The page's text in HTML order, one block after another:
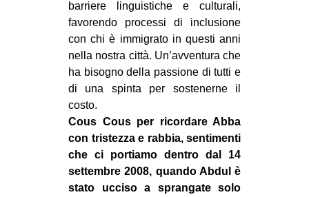
barriere linguistiche e culturali,
favorendo processi di inclusione
con chi è immigrato in questi anni
nella nostra città. Un’avventura che
ha bisogno della passione di tutti e
di una spinta per sostenerne il
costo.
Cous Cous per ricordare Abba
con tristezza e rabbia, sentimenti
che ci portiamo dentro dal 14
settembre 2008, quando Abdul è
stato ucciso a sprangate solo